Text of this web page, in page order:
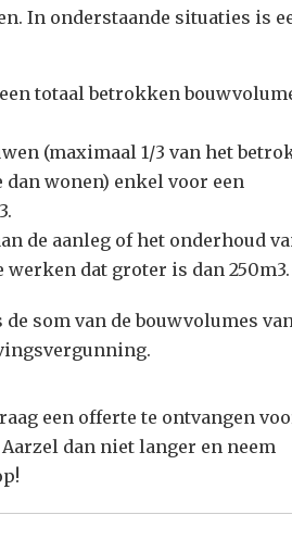
In onderstaande situaties is
totaal betrokken
(maximaal 1/3 van het
wonen) enkel voor een
de aanleg of het onderhoud
dat groter is dan 250m3.
som van de bouwvolumes
een offerte te ontvangen
dan niet langer en neem